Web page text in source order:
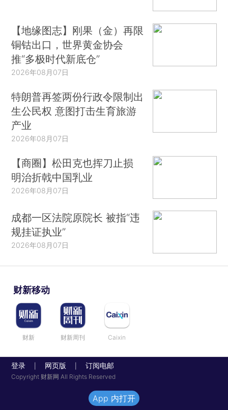
【地缘图志】刚果（金）再限
铜钴出口，世界黄金协会
推“多极时代新底仓”
2026年08月07日
特朗普再签两份行政令限制出
生公民权 意图打击生育旅游
产业
2026年08月07日
【商圈】松田克也挥刀止损
明治折戟中国乳业
2026年08月07日
成都一区法院原院长 被指“违
规挂证执业”
2026年08月07日
财新移动
财新 财新周刊 Caixin
登录 网页版 订阅电邮
Copyright 财新网 All Rights Reserved
App 内打开